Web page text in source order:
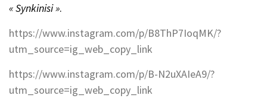
« Synkinisi ».
https://www.instagram.com/p/B8ThP7IoqMK/?
utm_source=ig_web_copy_link
https://www.instagram.com/p/B-N2uXAIeA9/?
utm_source=ig_web_copy_link